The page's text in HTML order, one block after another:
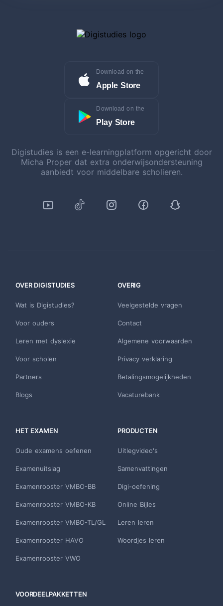
Download on the
Apple Store
Download on the
Play Store
Digistudies is een e-learningplatform opgericht door
Micha Proper dat extra onderwijsondersteuning
aanbiedt voor middelbare scholieren.
OVER DIGISTUDIES
Wat is Digistudies?
Voor ouders
Leren met dyslexie
Voor scholen
Partners
Blogs
OVERIG
Veelgestelde vragen
Contact
Algemene voorwaarden
Privacy verklaring
Betalingsmogelijkheden
Vacaturebank
HET EXAMEN
Oude examens oefenen
Examenuitslag
Examenrooster VMBO-BB
Examenrooster VMBO-KB
Examenrooster VMBO-TL/GL
Examenrooster HAVO
Examenrooster VWO
PRODUCTEN
Uitlegvideo's
Samenvattingen
Digi-oefening
Online Bijles
Leren leren
Woordjes leren
VOORDEELPAKKETTEN